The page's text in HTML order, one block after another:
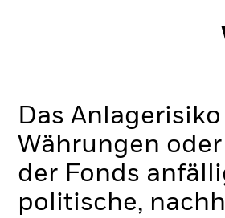
Das
Währungen
der Fonds
politische,